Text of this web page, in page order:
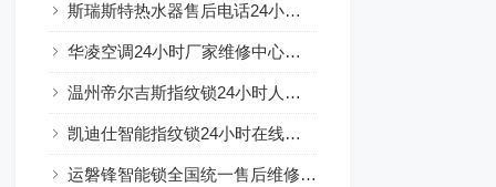
斯瑞斯特热水器售后电话24小时解释☞房东装热水器可以吗？注意事项一览
华凌空调24小时厂家维修中心服务总部
温州帝尔吉斯指纹锁24小时人工服务热线电话全国
凯迪仕智能指纹锁24小时在线咨询热线
运磐锋智能锁全国统一售后维修24小时预约